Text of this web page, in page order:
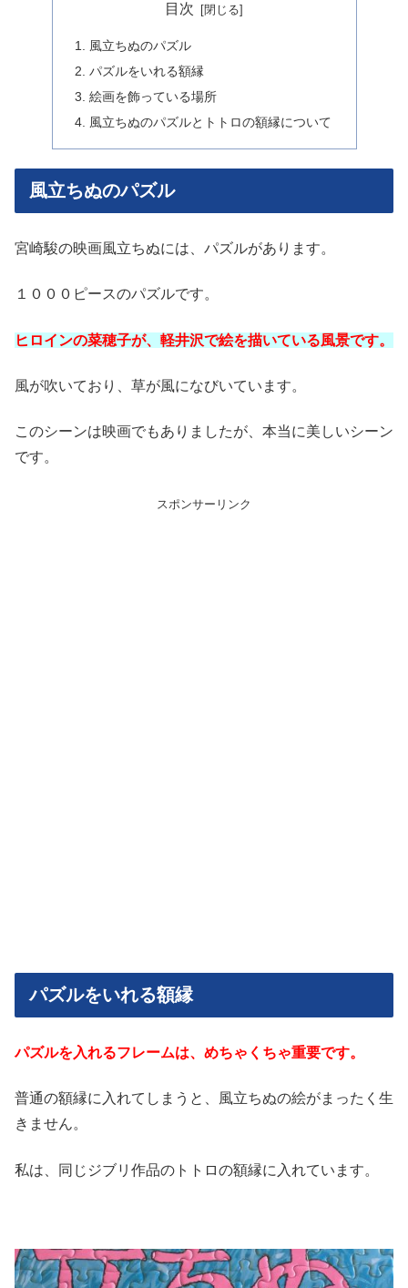
目次
風立ちぬのパズル
パズルをいれる額縁
絵画を飾っている場所
風立ちぬのパズルとトトロの額縁について
風立ちぬのパズル
宮崎駿の映画風立ちぬには、パズルがあります。
１０００ピースのパズルです。
ヒロインの菜穂子が、軽井沢で絵を描いている風景です。
風が吹いており、草が風になびいています。
このシーンは映画でもありましたが、本当に美しいシーン
です。
スポンサーリンク
パズルをいれる額縁
パズルを入れるフレームは、めちゃくちゃ重要です。
普通の額縁に入れてしまうと、風立ちぬの絵がまったく生
きません。
私は、同じジブリ作品のトトロの額縁に入れています。